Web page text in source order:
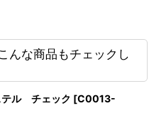
んな商品もチェックし
ル チェック [C0013-